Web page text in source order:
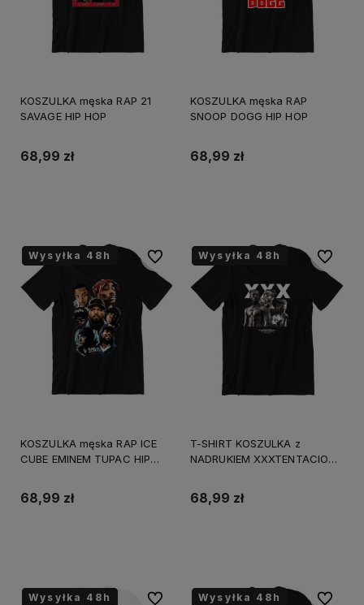
KOSZULKA męska RAP 21
SAVAGE HIP HOP
68,99 zł
KOSZULKA męska RAP
SNOOP DOGG HIP HOP
68,99 zł
Wysyłka 48h
Wysyłka 48h
Wysyłka 48h
KOSZULKA męska RAP ICE
CUBE EMINEM TUPAC HIP
68,99 zł
Do ulubionychWysyłka 48h
Wysyłka 48h
Wysyłka 48h
T-SHIRT KOSZULKA z
NADRUKIEM XXXTENTACION
68,99 zł
Do
Wysyłka 48h
Wysyłka 48h
Wysyłka 48h Do ulubionychWysyłka 48h
Wysyłka 48h
Wysyłka 48h Do